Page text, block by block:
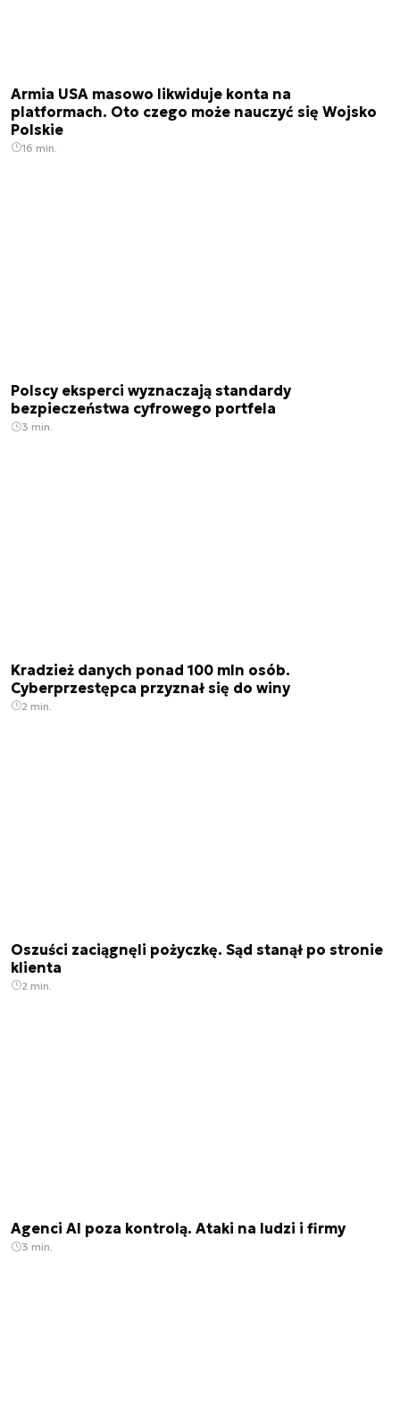
Armia USA masowo likwiduje konta na
platformach. Oto czego może nauczyć się Wojsko
Polskie
16 min.
Polscy eksperci wyznaczają standardy
bezpieczeństwa cyfrowego portfela
3 min.
Kradzież danych ponad 100 mln osób.
Cyberprzestępca przyznał się do winy
2 min.
Oszuści zaciągnęli pożyczkę. Sąd stanął po stronie
klienta
2 min.
Agenci AI poza kontrolą. Ataki na ludzi i firmy
3 min.